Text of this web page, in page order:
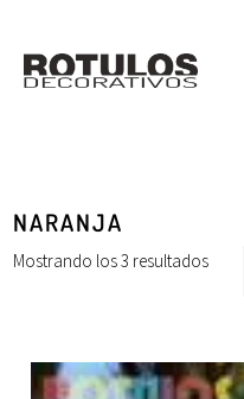
NARANJA
Mostrando los 3 resultados